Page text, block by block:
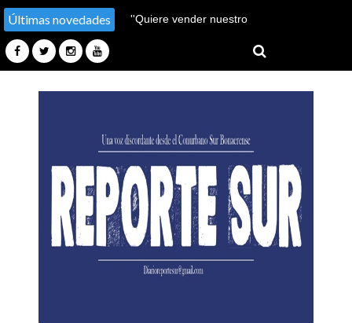
Últimas novedades
''Hay un millón de pobres